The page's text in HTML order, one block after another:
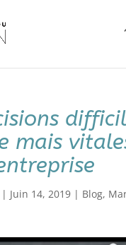
mais
| Juin 14, 2019| Blog,